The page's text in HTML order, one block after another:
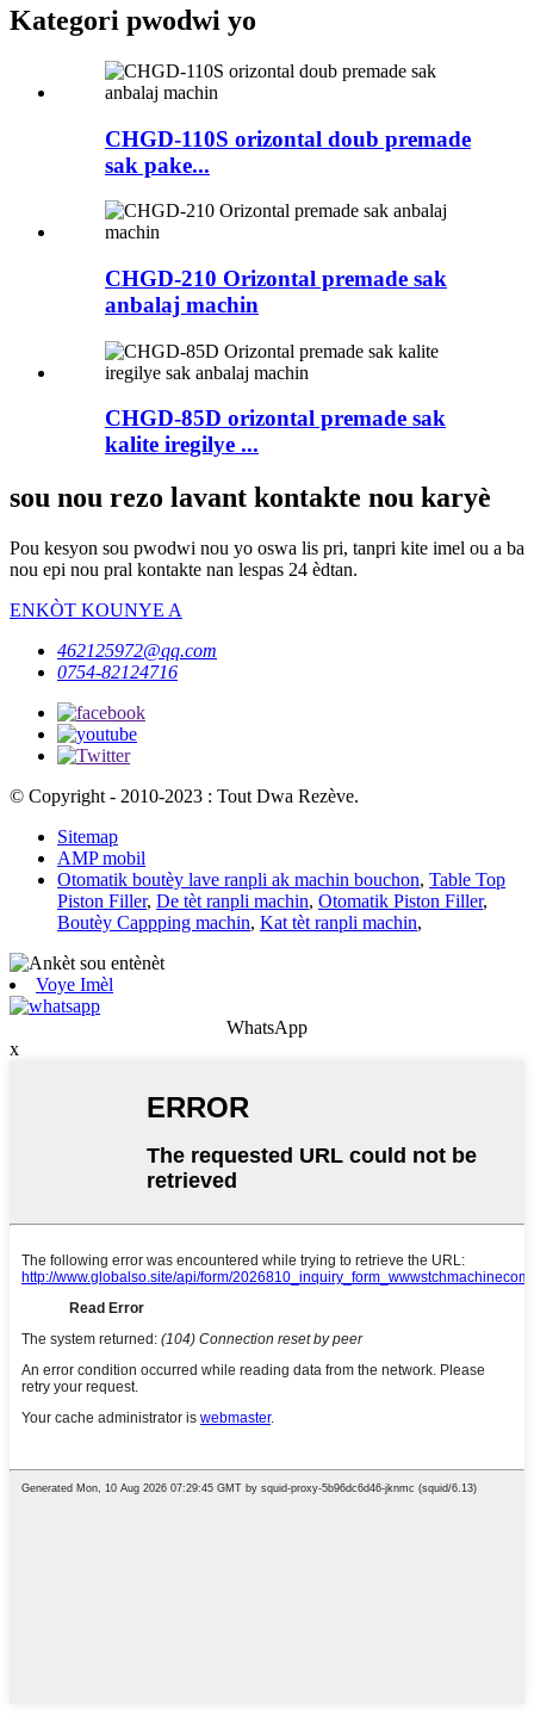
Kategori pwodwi yo
CHGD-110S orizontal doub premade
sak pake...
CHGD-210 Orizontal premade sak
anbalaj machin
CHGD-85D orizontal premade sak
kalite iregilye ...
sou nou rezo lavant kontakte nou karyè
Pou kesyon sou pwodwi nou yo oswa lis pri, tanpri kite imel ou a ba
nou epi nou pral kontakte nan lespas 24 èdtan.
ENKÒT KOUNYE A
462125972@qq.com
0754-82124716
© Copyright - 2010-2023 : Tout Dwa Rezève.
Sitemap
AMP mobil
Otomatik boutèy lave ranpli ak machin bouchon, Table Top
Piston Filler, De tèt ranpli machin, Otomatik Piston Filler,
Boutèy Cappping machin, Kat tèt ranpli machin,
Voye Imèl
WhatsApp
x